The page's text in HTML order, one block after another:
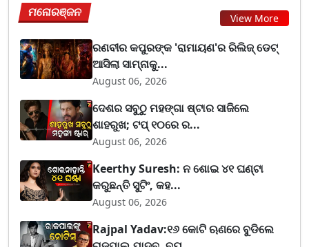
ମନୋରଞ୍ଜନ View More
ରଣବୀର କପୁରଙ୍କ 'ରାମାୟଣ'ର ରିଲିଜ୍ ଡେଟ୍
ଆସିଲା ସାମ୍ନାକୁ...
August 06, 2026
ଦେଶର ସବୁଠୁ ମହଙ୍ଗା ଷ୍ଟାର ସାଜିଲେ
ଶାହରୁଖ; ଟପ୍‌ ୧୦ରେ ର...
August 06, 2026
Keerthy Suresh: ନ ଶୋଇ ୪୧ ଘଣ୍ଟା
କରୁଛନ୍ତି ସୁଟିଂ, କହ...
August 06, 2026
Rajpal Yadav:୧୬ କୋଟି ଋଣରେ ବୁଡିଲେ